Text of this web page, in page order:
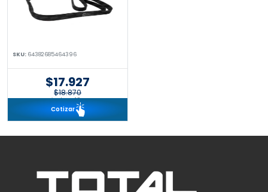
SKU: 64382685464396
$17.927
$18.870
incl. IVA 19%
Cotizar